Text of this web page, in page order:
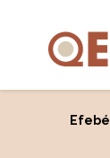
Efebé